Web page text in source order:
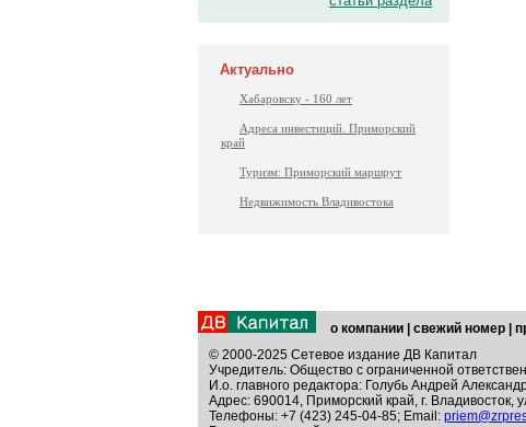
Актуально
Хабаровску - 160 лет
Адреса инвестиций. Приморский
край
Туризм: Приморский маршрут
Недвижимость Владивостока
о компании свежий номер
© 2000-2025 Сетевое издание ДВ Капитал
Учредитель: Общество с ограниченной
И.о. главного редактора: Голубь Андрей
Адрес: 690014, Приморский край, г. Владивосток,
Телефоны: +7 (423) 245-04-85; Email: